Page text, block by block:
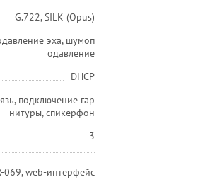
G.722, SILK (Opus)
эха, шумоп
одавление
DHCP
подключение гар
нитуры, спикерфон
3
069, web-интерфейс